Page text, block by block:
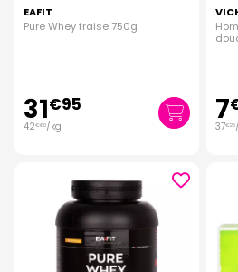
EAFIT
Pure Whey fraise 750g
31€95
42€60/kg 7
37€25/